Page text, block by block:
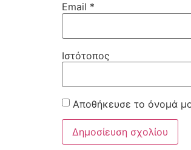
Email *
Ιστότοπος
Αποθήκευσε το όνομά